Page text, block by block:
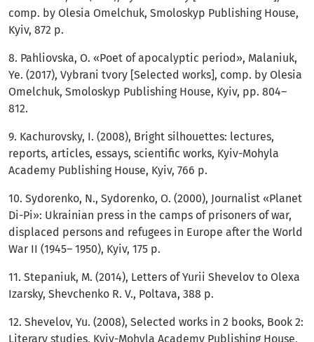
comp. by Olesia Omelchuk, Smoloskyp Publishing House,
Kyiv, 872 p.
8. Pahliovska, О. «Poet of apocalyptic period», Malaniuk,
Ye. (2017), Vybrani tvory [Selected works], comp. by Olesia
Omelchuk, Smoloskyp Publishing House, Kyiv, pp. 804–
812.
9. Kachurovsky, І. (2008), Bright silhouettes: lectures,
reports, articles, essays, scientific works, Kyiv-Mohyla
Academy Publishing House, Kyiv, 766 p.
10. Sydorenko, N., Sydorenko, O. (2000), Journalist «Planet
Di-Pi»: Ukrainian press in the camps of prisoners of war,
displaced persons and refugees in Europe after the World
War II (1945– 1950), Kyiv, 175 p.
11. Stepaniuk, М. (2014), Letters of Yurii Shevelov to Olexa
Izarsky, Shevchenko R. V., Poltava, 388 p.
12. Shevelov, Yu. (2008), Selected works in 2 books, Book 2:
Literary studies, Kyiv-Mohyla Academy Publishing House,